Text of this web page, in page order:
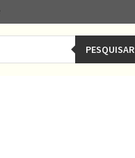
PESQUISAR